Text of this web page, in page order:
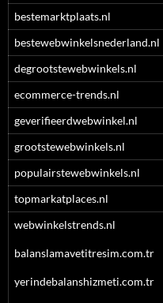
bestemarktplaats.nl
bestewebwinkelsnederland.nl
degrootstewebwinkels.nl
ecommerce-trends.nl
geverifieerdwebwinkel.nl
grootstewebwinkels.nl
populairstewebwinkels.nl
topmarkatplaces.nl
webwinkelstrends.nl
balanslamavetitresim.com.tr
yerindebalanshizmeti.com.tr